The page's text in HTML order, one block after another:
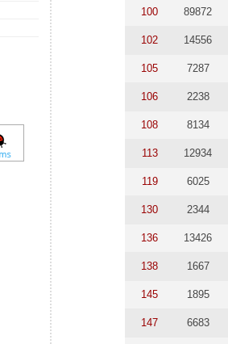
100 89872
102 14556
105 7287
106 2238
108 8134
113 12934
119 6025
130 2344
136 13426
138 1667
145 1895
147 6683